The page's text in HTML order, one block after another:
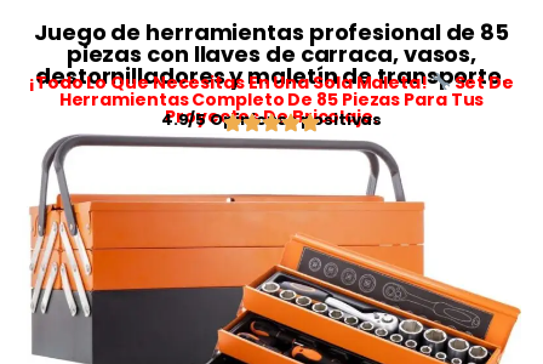
Juego de herramientas profesional de 85
piezas con llaves de carraca, vasos,
destornilladores y maletín de transporte.
¡Todo Lo Que Necesitas En Una Sola Maleta! Set De
Herramientas Completo De 85 Piezas Para Tus
Proyectos De Bricolaje.
4.9/5 Opiniones positivas